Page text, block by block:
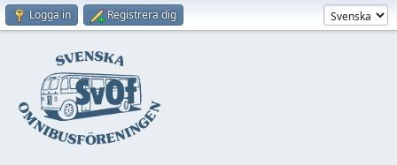
Logga in Registrera dig